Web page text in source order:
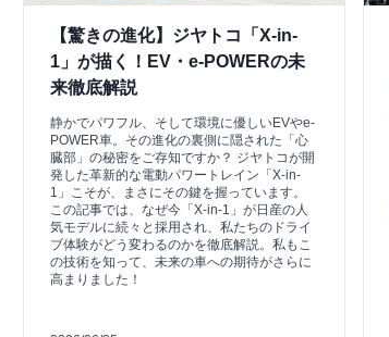
【驚きの進化】ジヤトコ「X-in-
1」が描く！EV・e-POWERの未
来徹底解説
静かでパワフル、そして環境に優しいEVやe-
POWER車。その進化の裏側に隠された「心
臓部」の秘密をご存知ですか？ ジヤトコが開
発した革新的な電動パワートレイン「X-in-
1」こそが、まさにその鍵を握っています。
この記事では、なぜ今「X-in-1」が日産の人
気モデルに続々と採用され、私たちのドライ
ブ体験がどう変わるのかを徹底解説。私もこ
の技術を知って、未来の車への期待がさらに
高まりました！